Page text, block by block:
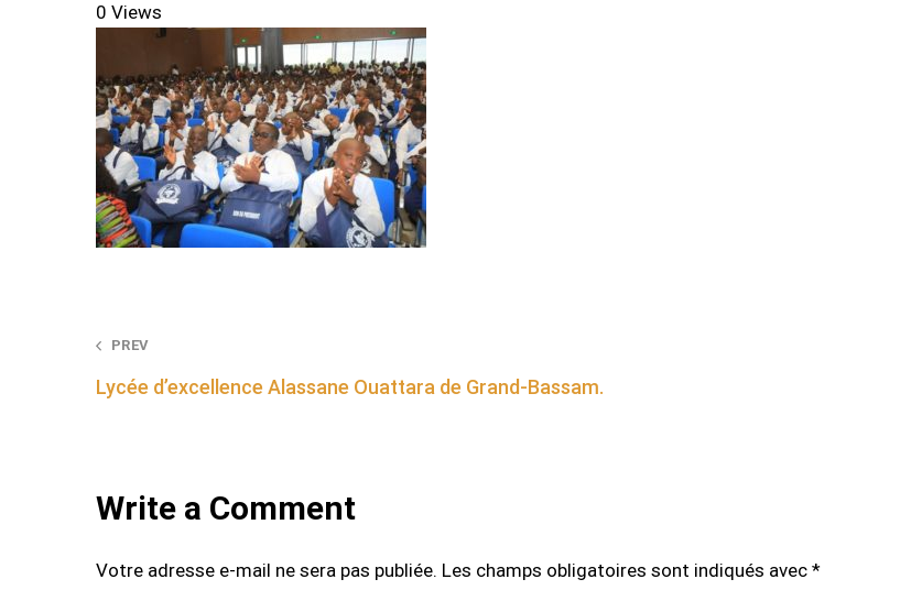
0 Views
Post
navigation
PREV
Lycée d’excellence Alassane Ouattara de Grand-Bassam.
Write a Comment
Votre adresse e-mail ne sera pas publiée. Les champs obligatoires sont indiqués avec *